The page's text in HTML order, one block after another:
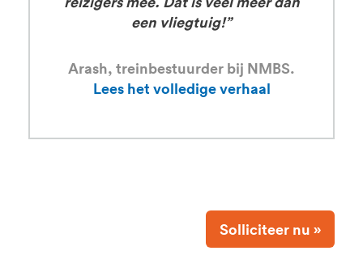
een vliegtuig!”
Arash, treinbestuurder bij NMBS.
Lees het volledige verhaal
Solliciteer nu »